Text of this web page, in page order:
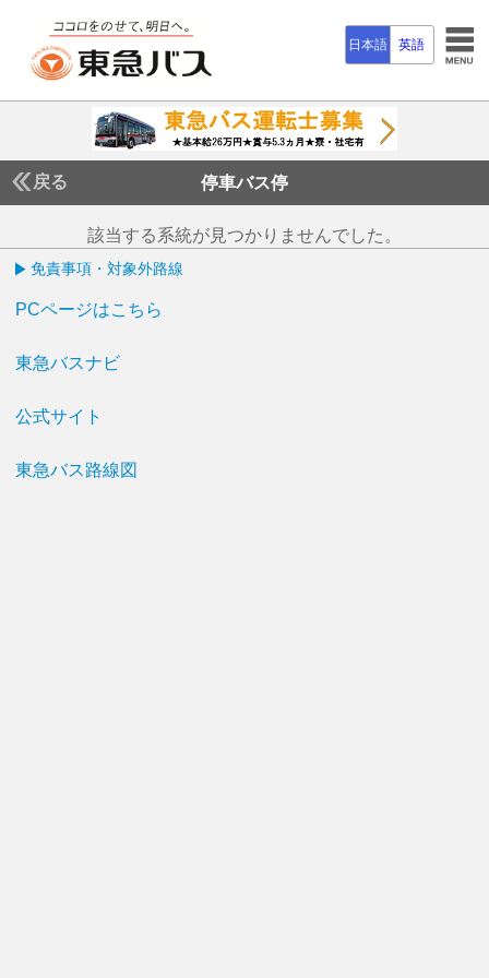
日本語 英語
戻る 停車バス停
該当する系統が見つかりませんでした。
免責事項・対象外路線
PCページはこちら
東急バスナビ
公式サイト
東急バス路線図